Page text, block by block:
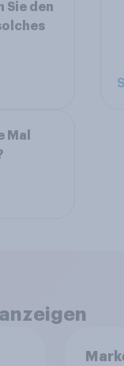
Sie den
Mal